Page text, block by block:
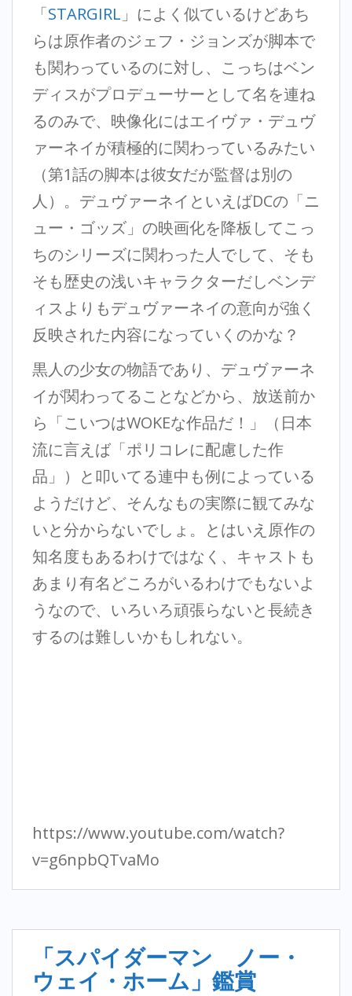
「STARGIRL 」によく似ているけどあち
らは原作者のジェフ・ジョンズが脚本で
も関わっているのに対し、こっちはベン
ディスがプロデューサーとして名を連ね
るのみで、映像化にはエイヴァ・デュヴ
ァーネイが積極的に関わっているみたい
（第1話の脚本は彼女だが監督は別の
人）。デュヴァーネイといえばDCの「ニ
ュー・ゴッズ」の映画化を降板してこっ
ちのシリーズに関わった人でして、そも
そも歴史の浅いキャラクターだしベンデ
ィスよりもデュヴァーネイの意向が強く
反映された内容になっていくのかな？
黒人の少女の物語であり、デュヴァーネ
イが関わってることなどから、放送前か
ら「こいつはWOKEな作品だ！」（日本
流に言えば「ポリコレに配慮した作
品」）と叩いてる連中も例によっている
ようだけど、そんなもの実際に観てみな
いと分からないでしょ。とはいえ原作の
知名度もあるわけではなく、キャストも
あまり有名どころがいるわけでもないよ
うなので、いろいろ頑張らないと長続き
するのは難しいかもしれない。
https://www.youtube.com/watch?
v=g6npbQTvaMo
「スパイダーマン ノー・
ウェイ・ホーム」鑑賞